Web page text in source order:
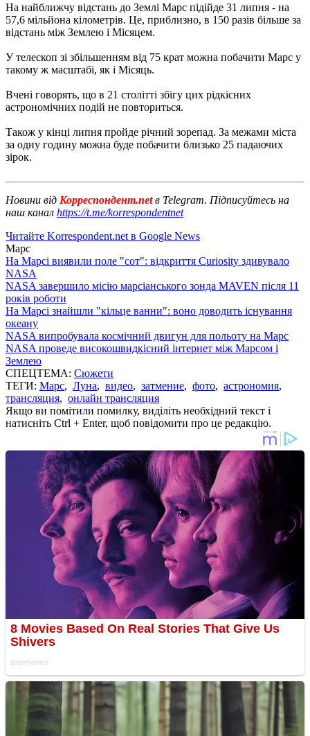
На найближчу відстань до Землі Марс підійде 31 липня - на
57,6 мільйона кілометрів. Це, приблизно, в 150 разів більше за
відстань між Землею і Місяцем.
У телескоп зі збільшенням від 75 крат можна побачити Марс у
такому ж масштабі, як і Місяць.
Вчені говорять, що в 21 столітті збігу цих рідкісних
астрономічних подій не повториться.
Також у кінці липня пройде річний зорепад. За межами міста
за одну годину можна буде побачити близько 25 падаючих
зірок.
Новини від Корреспондент.netв Telegram. Підписуйтесь на
наш канал https://t.me/korrespondentnet
Читайте Korrespondent.net в Google News
Марс
На Марсі виявили поле "сот": відкриття Curiosity здивувало
NASA
NASA завершило місію марсіанського зонда MAVEN після 11
років роботи
На Марсі знайшли "кільце ванни": воно доводить існування
океану
NASA випробувала космічний двигун для польоту на Марс
NASA проведе високошвидкісний інтернет між Марсом і
Землею
СПЕЦТЕМА: Сюжети
ТЕГИ: Марс, Луна, видео, затмение, фото, астрономия,
трансляция, онлайн трансляция
Якщо ви помітили помилку, виділіть необхідний текст і
натисніть Ctrl + Enter, щоб повідомити про це редакцію.